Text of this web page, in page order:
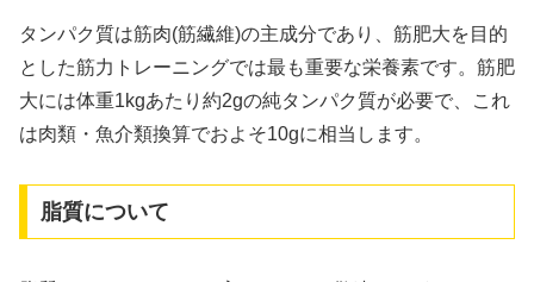
タンパク質は筋肉(筋繊維)の主成分であり、筋肥大を目的
とした筋力トレーニングでは最も重要な栄養素です。筋肥
大には体重1kgあたり約2gの純タンパク質が必要で、これ
は肉類・魚介類換算でおよそ10gに相当します。
脂質について